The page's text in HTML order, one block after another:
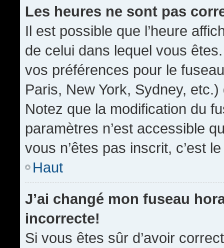
Les heures ne sont pas
Il est possible que l’heure
de celui dans lequel vous
vos préférences pour le
Paris, New York, Sydney,
Notez que la modification du
paramètres n’est accessible
vous n’êtes pas inscrit, c’est
Haut
J’ai changé mon fuseau
incorrecte!
Si vous êtes sûr d’avoir